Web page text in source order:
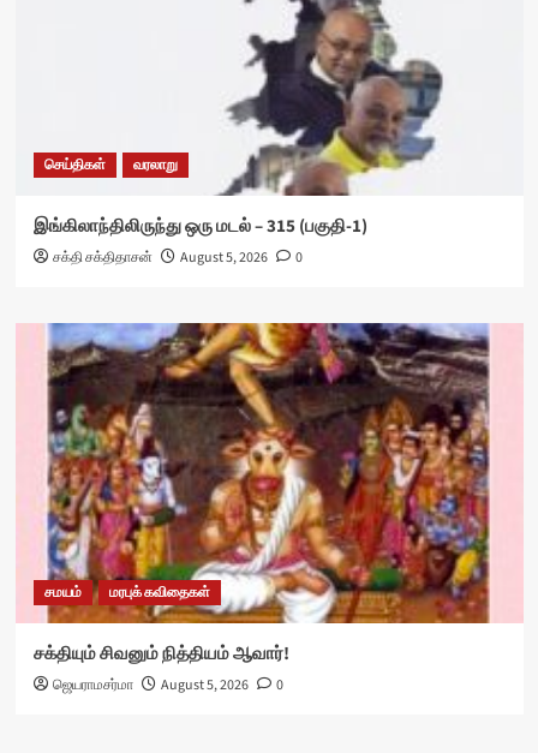
செய்திகள் வரலாறு
இங்கிலாந்திலிருந்து ஒரு மடல் – 315 (பகுதி-1)
சக்தி சக்திதாசன் August 5, 2026 0
சமயம் மரபுக் கவிதைகள்
சக்தியும் சிவனும் நித்தியம் ஆவார்!
ஜெயராமசர்மா August 5, 2026 0